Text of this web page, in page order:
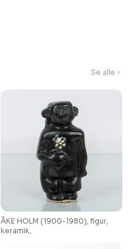
Se alle
ÅKE HOLM (1900-1980), figur,
keramik,